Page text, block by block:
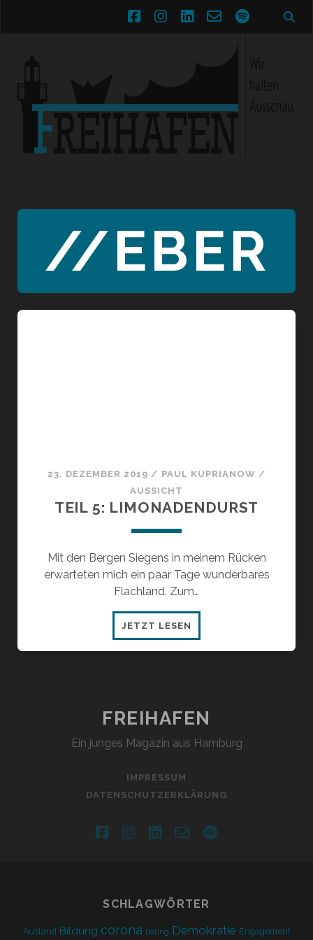
facebookinstagram
linkedin
email-spotify
//EBER
23. DEZEMBER 2019 / PAUL KUPRIANOW /
AUSSICHT
TEIL 5: LIMONADENDURST
Mit den Bergen Siegens in meinem Rücken
erwarteten mich ein paar Tage wunderbares
Flachland. Zum…
JETZT LESEN
5:
FREIHAFEN
Ein junges Magazin aus Hamburg
IMPRESSUM
DATENSCHUTZERKLÄRUNG
facebookinstagram
linkedin
email-spotify
SCHLAGWÖRTER
Ausland Bildung corona Dating Demokratie Engagement